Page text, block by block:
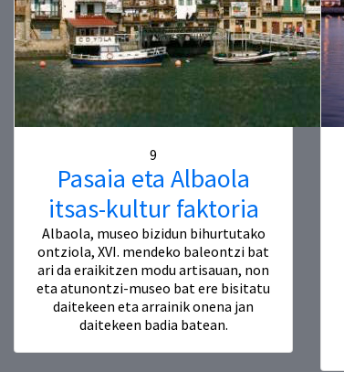
9
Pasaia eta Albaola
itsas-kultur faktoria
Albaola, museo bizidun bihurtutako
ontziola, XVI. mendeko baleontzi bat
ari da eraikitzen modu artisauan, non
eta atunontzi-museo bat ere bisitatu
daitekeen eta arrainik onena jan
daitekeen badia batean.